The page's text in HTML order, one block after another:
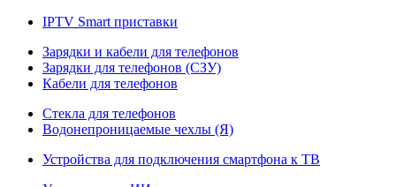
IPTV Smart приставки
Зарядки и кабели для телефонов
Зарядки для телефонов (СЗУ)
Кабели для телефонов
Стекла для телефонов
Водонепроницаемые чехлы (Я)
Устройства для подключения смартфона к ТВ